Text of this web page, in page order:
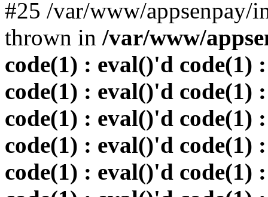
#25 /var/www/
thrown in /var/www/
code(1) : eval()'d code(1)
code(1) : eval()'d code(1)
code(1) : eval()'d code(1)
code(1) : eval()'d code(1)
code(1) : eval()'d code(1)